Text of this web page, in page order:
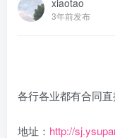
3年前发布
各行各业都有合同直
地址： http://